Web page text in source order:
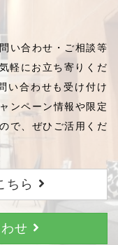
い合わせ・ご相談等
軽にお立ち寄りくだ
い合わせも受け付け
ンペーン情報や限定
で、ぜひご活用くだ
ちら
せ